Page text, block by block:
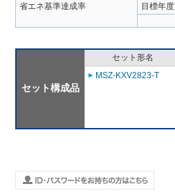
省エネ基準達成率
目標年度
セット構成品
セット形名
MSZ-KXV2823-T